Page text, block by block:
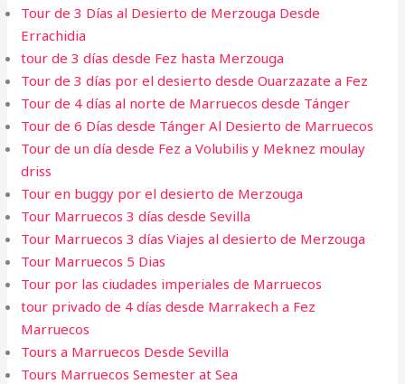
Tour de 3 Días al Desierto de Merzouga Desde
Errachidia
tour de 3 días desde Fez hasta Merzouga
Tour de 3 días por el desierto desde Ouarzazate a Fez
Tour de 4 días al norte de Marruecos desde Tánger
Tour de 6 Días desde Tánger Al Desierto de Marruecos
Tour de un día desde Fez a Volubilis y Meknez moulay
driss
Tour en buggy por el desierto de Merzouga
Tour Marruecos 3 días desde Sevilla
Tour Marruecos 3 días Viajes al desierto de Merzouga
Tour Marruecos 5 Dias
Tour por las ciudades imperiales de Marruecos
tour privado de 4 días desde Marrakech a Fez
Marruecos
Tours a Marruecos Desde Sevilla
Tours Marruecos Semester at Sea